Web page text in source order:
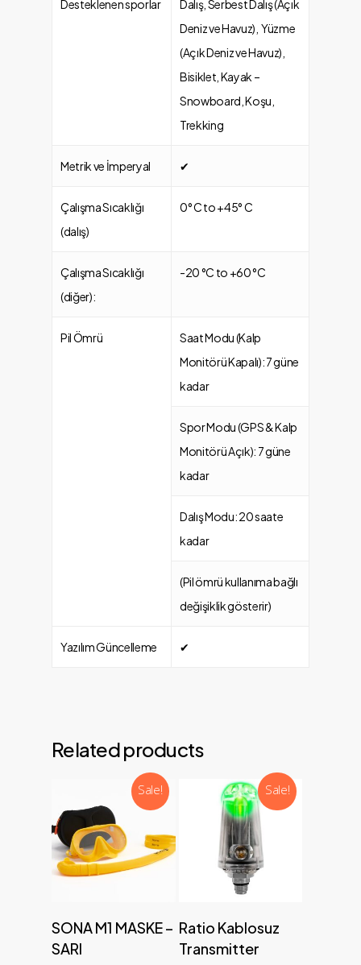
Desteklenen sporlar
Dalış, Serbest Dalış (Açık
Deniz ve Havuz), Yüzme
(Açık Deniz ve Havuz),
Bisiklet, Kayak –
Snowboard, Koşu,
Trekking
Metrik ve İmperyal ✔
Çalışma Sıcaklığı
(dalış)
0° C to +45° C
Çalışma Sıcaklığı
(diğer):
-20 °C to +60 °C
Pil Ömrü
Saat Modu (Kalp
Monitörü Kapalı): 7 güne
kadar
Spor Modu (GPS & Kalp
Monitörü Açık): 7 güne
kadar
Dalış Modu: 20 saate
kadar
(Pil ömrü kullanıma bağlı
değişiklik gösterir)
Yazılım Güncelleme ✔
Related products
Sale!
SONA M1 MASKE –
SARI
Sale!
Ratio Kablosuz
Transmitter